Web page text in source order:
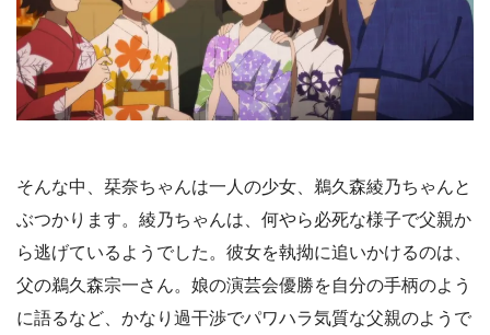
そんな中、栞奈ちゃんは一人の少女、鵜久森綾乃ちゃんと
ぶつかります。綾乃ちゃんは、何やら必死な様子で父親か
ら逃げているようでした。彼女を執拗に追いかけるのは、
父の鵜久森宗一さん。娘の演芸会優勝を自分の手柄のよう
に語るなど、かなり過干渉でパワハラ気質な父親のようで